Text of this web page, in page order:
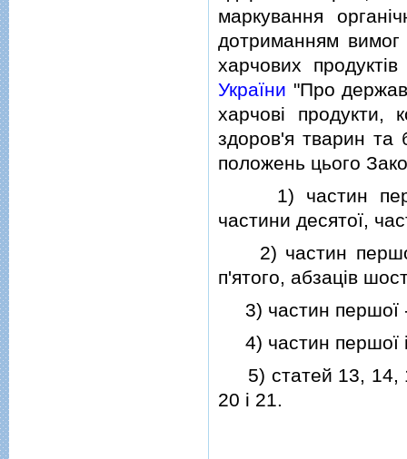
маркування
дотриманням
харчових
України "Про
харчовi продукти,
здоров'я тварин та
положень цього
1) частин
частини десятої,
2) частин першої
п'ятого, абзацiв
3) частин першої -
4) частин першої i
5) статей 13, 14,
20 i 21.